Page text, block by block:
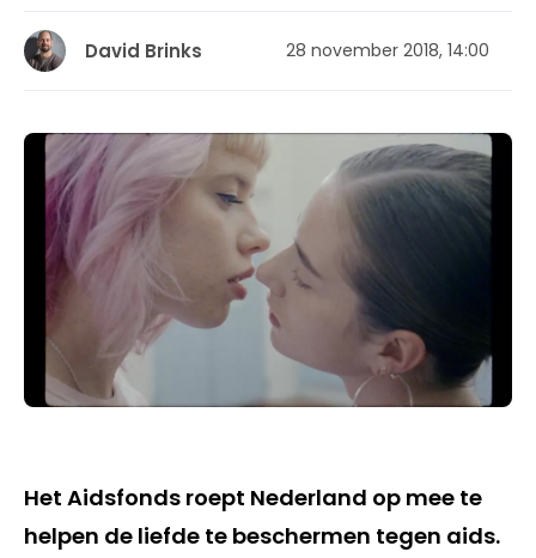
David Brinks 28 november 2018, 14:00
Het Aidsfonds roept Nederland op mee te
helpen de liefde te beschermen tegen aids.